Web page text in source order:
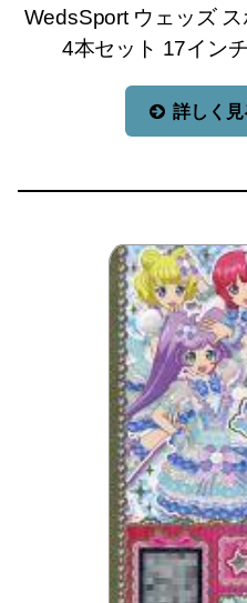
WedsSport ウェッズ
4本セット 17イン
詳しく見